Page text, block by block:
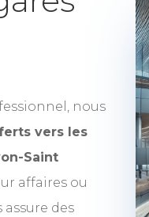
nous
vers les
Saint
affaires ou
assure des